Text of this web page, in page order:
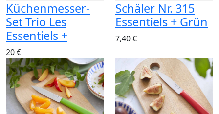
Küchenmesser-
Set Trio Les
Essentiels +
20 €
Schäler Nr. 315
Essentiels + Grün
7,40 €